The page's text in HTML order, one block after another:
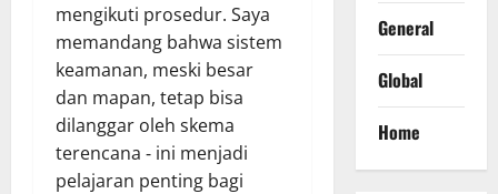
mengikuti prosedur. Saya
memandang bahwa sistem
keamanan, meski besar
dan mapan, tetap bisa
dilanggar oleh skema
terencana ‑ ini menjadi
pelajaran penting bagi
General
Global
Home